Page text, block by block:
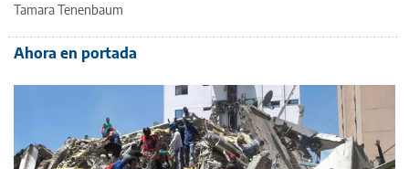
Tamara Tenenbaum
Ahora en portada